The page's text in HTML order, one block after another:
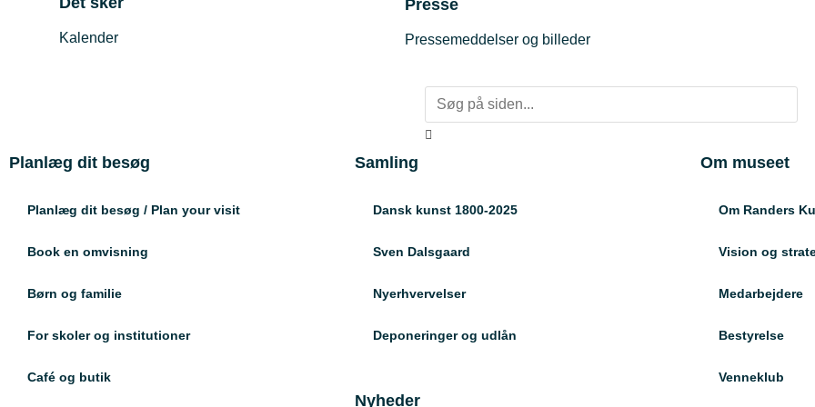
Kalender
Presse
Pressemeddelser og billeder
Planlæg dit besøg
Planlæg dit besøg / Plan your visit
Book en omvisning
Børn og familie
For skoler og institutioner
Café og butik
Samling
Dansk kunst 1800-2025
Sven Dalsgaard
Nyerhvervelser
Deponeringer og udlån
Nyheder
Om museet
Om Randers
Vision og
Medarbejdere
Bestyrelse
Venneklub